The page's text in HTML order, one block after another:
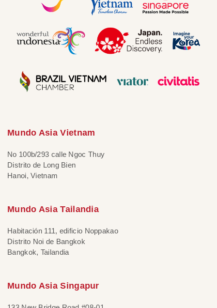
Mundo Asia Vietnam
No 100b/293 calle Ngoc Thuy
Distrito de Long Bien
Hanoi, Vietnam
Mundo Asia Tailandia
Habitación 111, edificio Noppakao
Distrito Noi de Bangkok
Bangkok, Tailandia
Mundo Asia Singapur